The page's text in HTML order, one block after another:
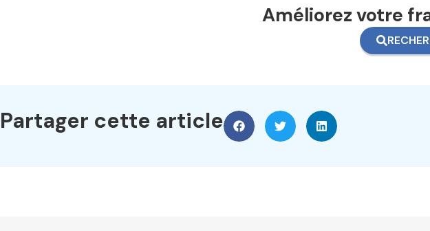
Améliorez votre
Partager cette article